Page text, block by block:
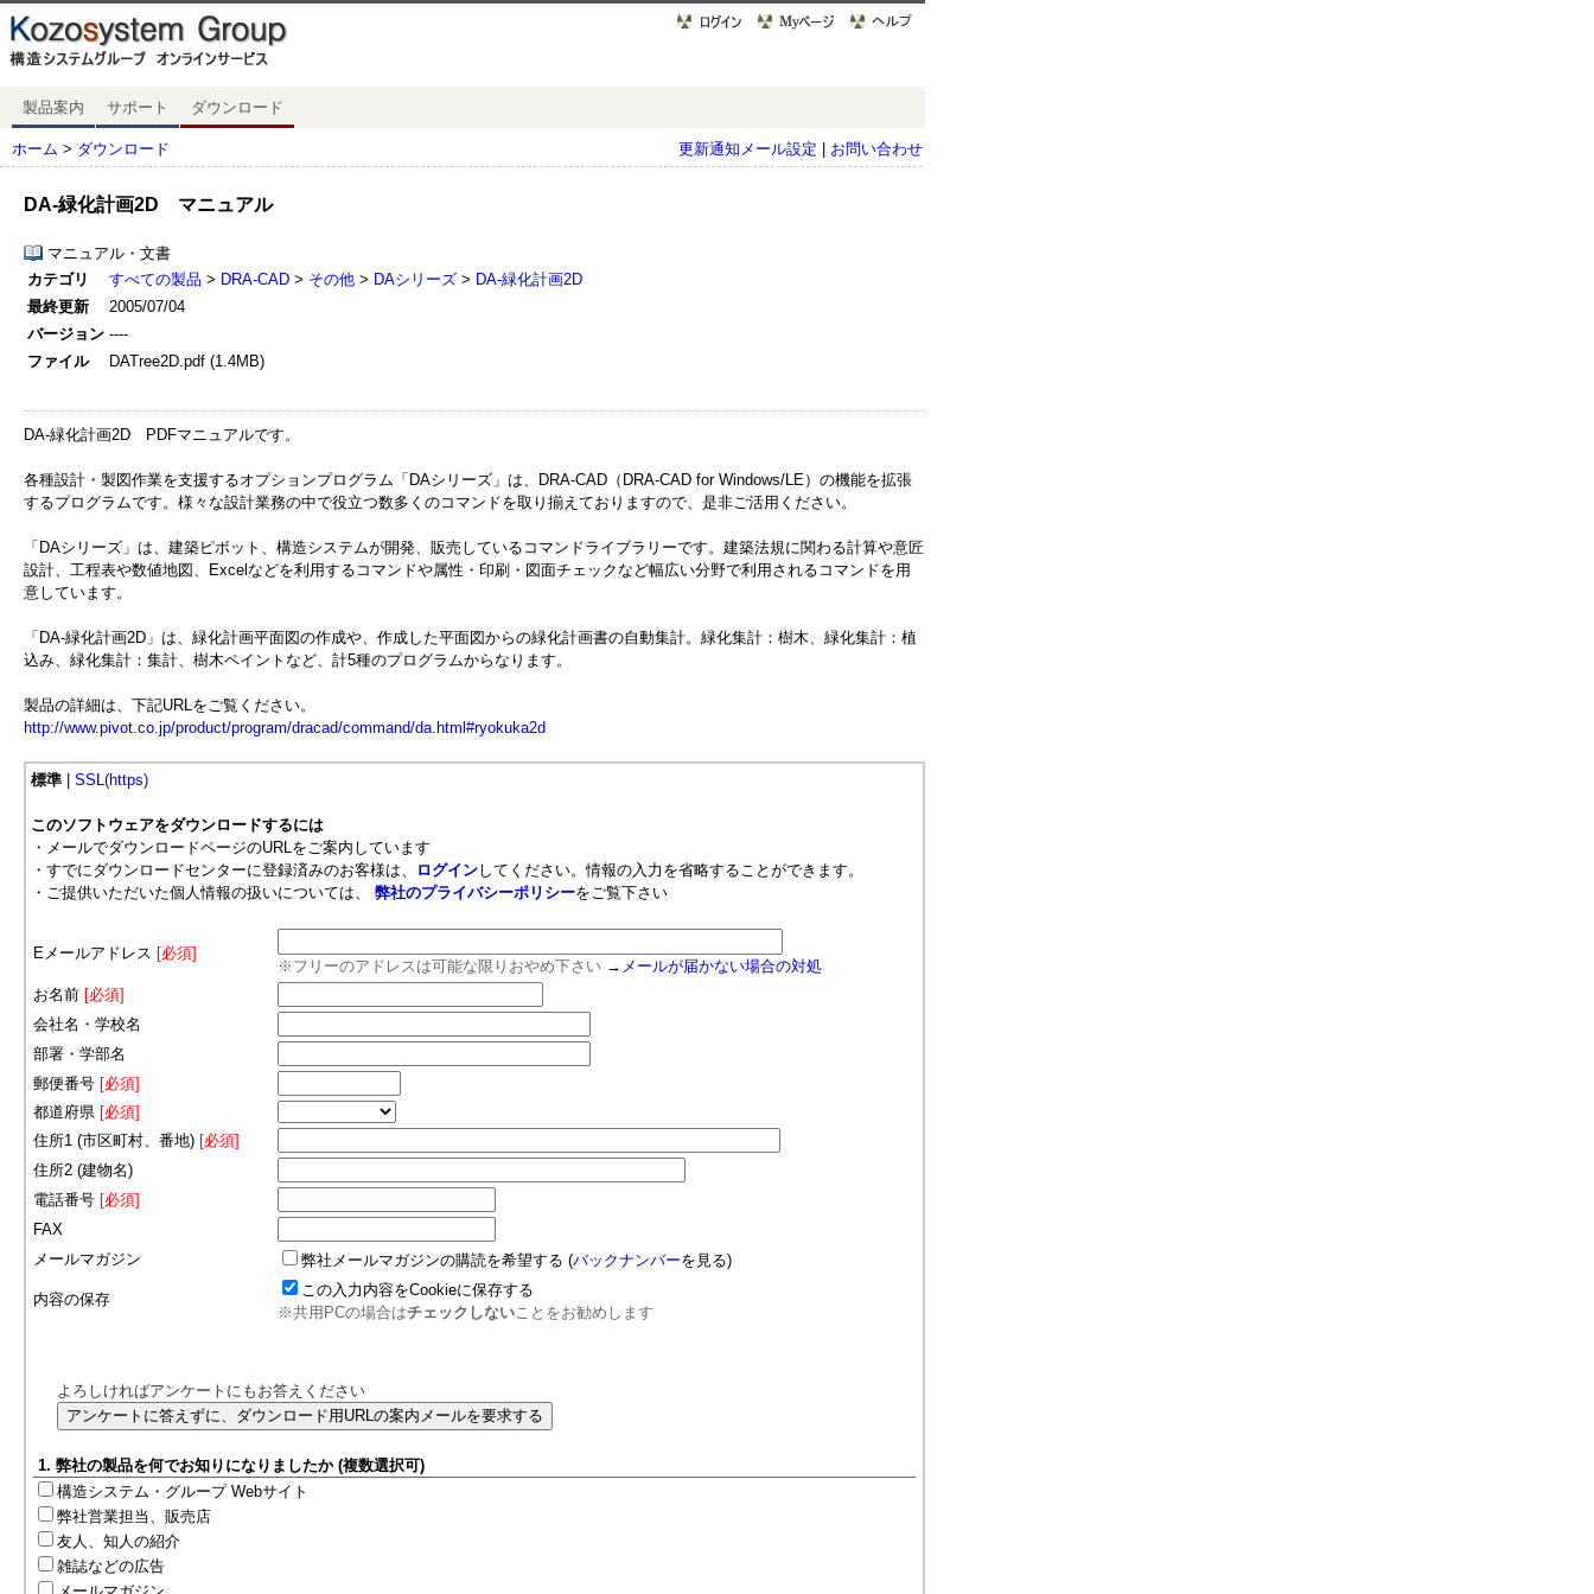
製品案内 サポート ダウンロード
ホーム > ダウンロード 更新通知メール設定 お問い合わせ
DA-緑化計画2D マニュアル
マニュアル・文書
カテゴリ
すべての製品 > DRA-CAD > その他 > DAシリーズ > DA-緑化計画2D
最終更新
2005/07/04
バージョン ----
ファイル
DATree2D.pdf (1.4MB)
DA-緑化計画2D PDFマニュアルです。
各種設計・製図作業を支援するオプションプログラム「DAシリーズ」は、DRA-CAD（DRA-CAD for Windows/LE）の機能を拡張
するプログラムです。様々な設計業務の中で役立つ数多くのコマンドを取り揃えておりますので、是非ご活用ください。
「DAシリーズ」は、建築ピボット、構造システムが開発、販売しているコマンドライブラリーです。建築法規に関わる計算や意匠
設計、工程表や数値地図、Excelなどを利用するコマンドや属性・印刷・図面チェックなど幅広い分野で利用されるコマンドを用
意しています。
「DA-緑化計画2D」は、緑化計画平面図の作成や、作成した平面図からの緑化計画書の自動集計。緑化集計：樹木、緑化集計：植
込み、緑化集計：集計、樹木ペイントなど、計5種のプログラムからなります。
製品の詳細は、下記URLをご覧ください。
http://www.pivot.co.jp/product/program/dracad/command/da.html#ryokuka2d
標準 SSL(https)
このソフトウェアをダウンロードするには
・メールでダウンロードページのURLをご案内しています
・すでにダウンロードセンターに登録済みのお客様は、
ログインしてください。情報の入力を省略することができます。
・ご提供いただいた個人情報の扱いについては、 弊社のプライバシーポリシーをご覧下さい
Eメールアドレス [必須]
※フリーのアドレスは可能な限りおやめ下さい → メールが届かない場合の対処
お名前 [必須]
会社名・学校名
部署・学部名
郵便番号 [必須]
都道府県 [必須]
住所1 (市区町村、番地) [必須]
住所2 (建物名)
電話番号 [必須]
FAX
メールマガジン
弊社メールマガジンの購読を希望する (バックナンバーを見る)
内容の保存
この入力内容をCookieに保存する
※共用PCの場合はチェックしないことをお勧めします
よろしければアンケートにもお答えください
1. 弊社の製品を何でお知りになりましたか (複数選択可)
構造システム・グループ Webサイト
弊社営業担当、販売店
友人、知人の紹介
雑誌などの広告